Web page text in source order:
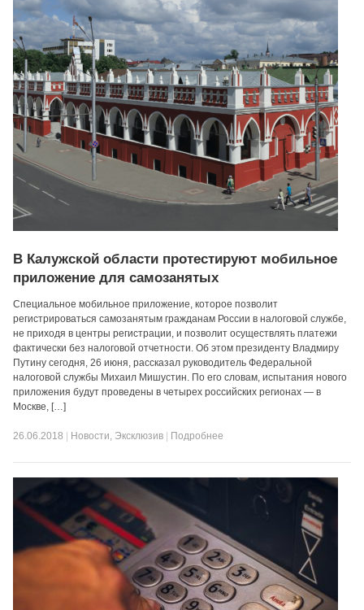
В Калужской области протестируют мобильное
приложение для самозанятых
Специальное мобильное приложение, которое позволит
регистрироваться самозанятым гражданам России в налоговой службе,
не приходя в центры регистрации, и позволит осуществлять платежи
фактически без налоговой отчетности. Об этом президенту Владмиру
Путину сегодня, 26 июня, рассказал руководитель Федеральной
налоговой службы Михаил Мишустин. По его словам, испытания нового
приложения будут проведены в четырех российских регионах — в
Москве, […]
26.06.2018 Новости, Эксклюзив Подробнее